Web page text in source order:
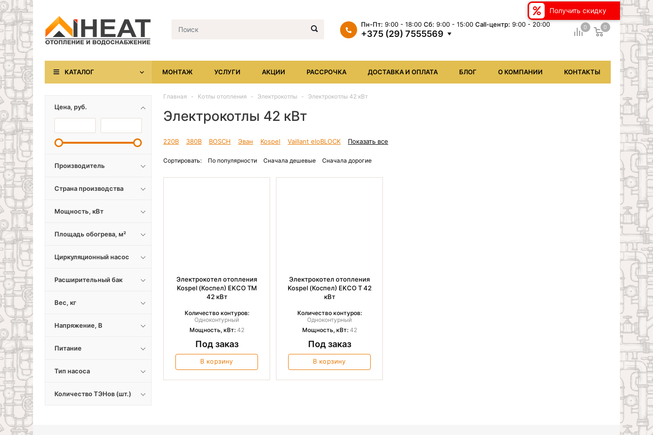
Пн-Пт: 9:00 - 18:00 Сб: 9:00 - 15:00 Сall-центр: 9:00 - 20:00
+375 (29) 7555569
+375 (17) XXX
КАТАЛОГ МОНТАЖ УСЛУГИ АКЦИИ РАССРОЧКА ДОСТАВКА И ОПЛАТА БЛОГ О КОМПАНИИ КОНТАКТЫ
0 0
Цена, руб.
Производитель
Страна производства
Мощность, кВт
Площадь обогрева, м²
Циркуляционный насос
Расширительный бак
Вес, кг
Напряжение, В
Питание
Тип насоса
Количество ТЭНов (шт.)
Главная Котлы отопления Электрокотлы Электрокотлы 42 кВт
Электрокотлы 42 кВт
220В 380В BOSCH Эван Kospel Vaillant eloBLOCK Показать все
Сортировать: По популярности Сначала дешевые Сначала дорогие
Электрокотел отопления
Kospel (Коспел) EKCO TM
42 кВт
Количество контуров:
Одноконтурный
Мощность, кВт:42
Под заказ
В корзину
Электрокотел отопления
Kospel (Коспел) EKCO T 42
кВт
Количество контуров:
Одноконтурный
Мощность, кВт:42
Под заказ
В корзину
Получить скидку